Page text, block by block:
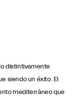
distintivamente
siendo un éxito. El
mediterráneo que